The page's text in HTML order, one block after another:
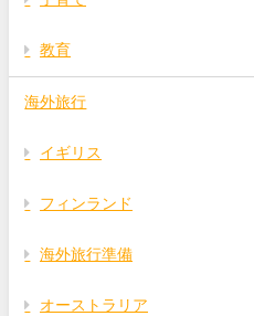
教育
海外旅行
イギリス
フィンランド
海外旅行準備
オーストラリア